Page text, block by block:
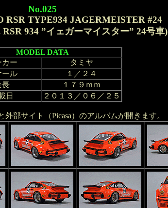
No.025
RSR TYPE934 JAGERMEISTER #24
RSR 934 ”イェガーマイスター” 24号車)
MODEL DATA
カー
タミヤ
ール
１／２４
長
１７９ｍｍ
日
２０１３／０６／２５
部サイト（Picasa）のアルバムが開きます。